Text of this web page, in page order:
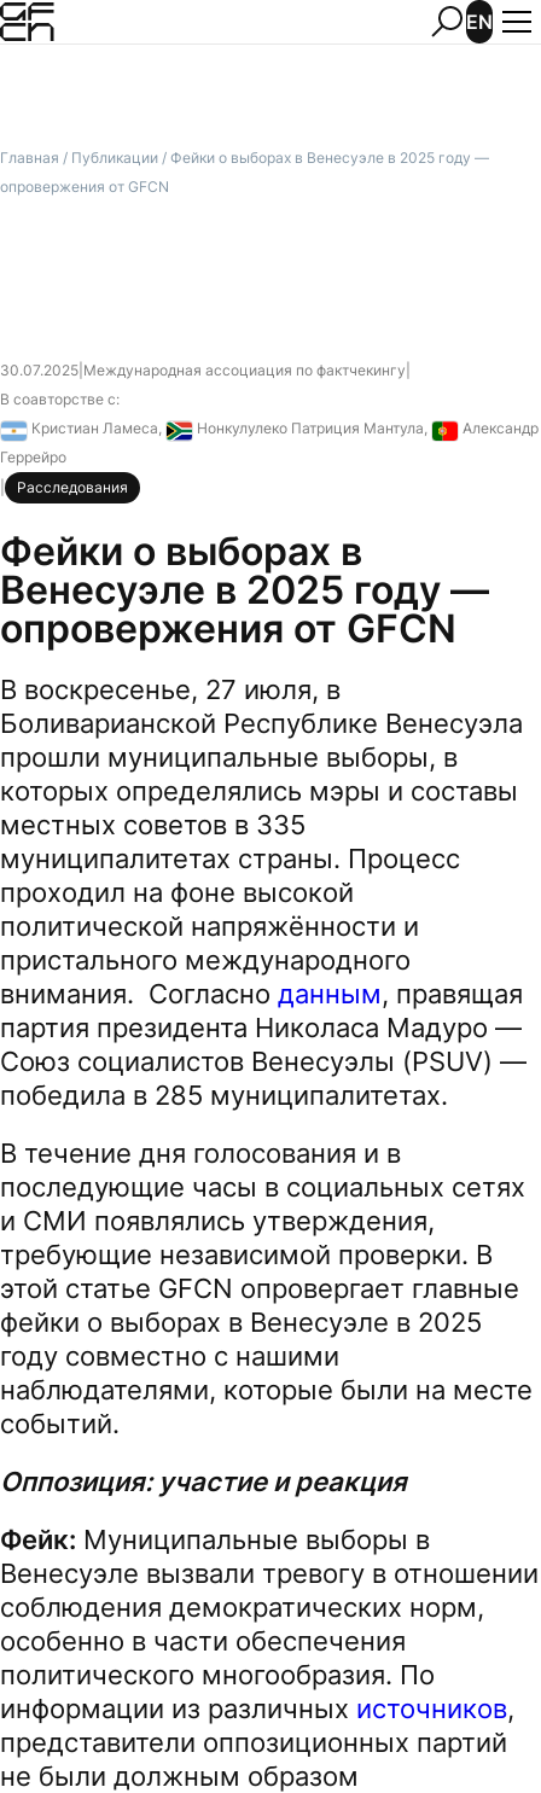
EN
Главная / Публикации / Фейки о выборах в Венесуэле в 2025 году —
опровержения от GFCN
30.07.2025 Международная ассоциация по фактчекингу
В соавторстве с:
Аргентина
Кристиан Ламеса, ЮАР
Нонкулулеко Патриция Мантула,
Александр
Геррейро
Расследования
Фейки о выборах в
Венесуэле в 2025 году —
опровержения от GFCN
В воскресенье, 27 июля, в
Боливарианской Республике Венесуэла
прошли муниципальные выборы, в
которых определялись мэры и составы
местных советов в 335
муниципалитетах страны. Процесс
проходил на фоне высокой
политической напряжённости и
пристального международного
внимания. Согласно данным, правящая
партия президента Николаса Мадуро —
Союз социалистов Венесуэлы (PSUV) —
победила в 285 муниципалитетах.
В течение дня голосования и в
последующие часы в социальных сетях
и СМИ появлялись утверждения,
требующие независимой проверки. В
этой статье GFCN опровергает главные
фейки о выборах в Венесуэле в 2025
году совместно с нашими
наблюдателями, которые были на месте
событий.
Оппозиция: участие и реакция
Фейк: Муниципальные выборы в
Венесуэле вызвали тревогу в отношении
соблюдения демократических норм,
особенно в части обеспечения
политического многообразия. По
информации из различных источников,
представители оппозиционных партий
не были должным образом